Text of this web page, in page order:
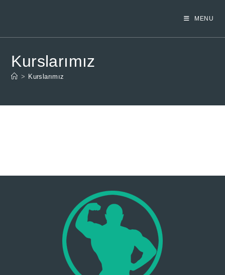
MENU
Kurslarımız
> Kurslarımız